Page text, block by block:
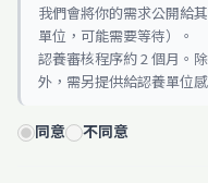
我們會將你的需求公開給
單位，可能需要等待）。
認養審核程序約 2 個月。
外，需另提供給認養單位
同意 不同意